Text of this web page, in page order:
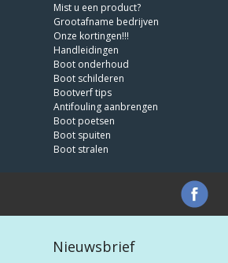
Mist u een product?
Grootafname bedrijven
Onze kortingen!!!
Handleidingen
Boot onderhoud
Boot schilderen
Bootverf tips
Antifouling aanbrengen
Boot poetsen
Boot spuiten
Boot stralen
Nieuwsbrief